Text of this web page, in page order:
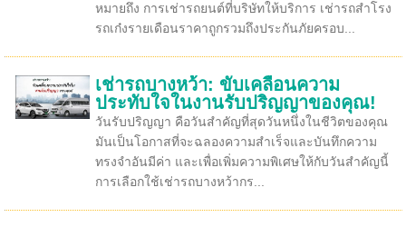
หมายถึง การเช่ารถยนต์ที่บริษัทให้บริการ เช่ารถสำโรง
รถเก๋งรายเดือนราคาถูกรวมถึงประกันภัยครอบ...
เช่ารถบางหว้า: ขับเคลื่อนความ
ประทับใจในงานรับปริญญาของคุณ!
วันรับปริญญา คือวันสำคัญที่สุดวันหนึ่งในชีวิตของคุณ
มันเป็นโอกาสที่จะฉลองความสำเร็จและบันทึกความ
ทรงจำอันมีค่า และเพื่อเพิ่มความพิเศษให้กับวันสำคัญนี้
การเลือกใช้เช่ารถบางหว้ากร...